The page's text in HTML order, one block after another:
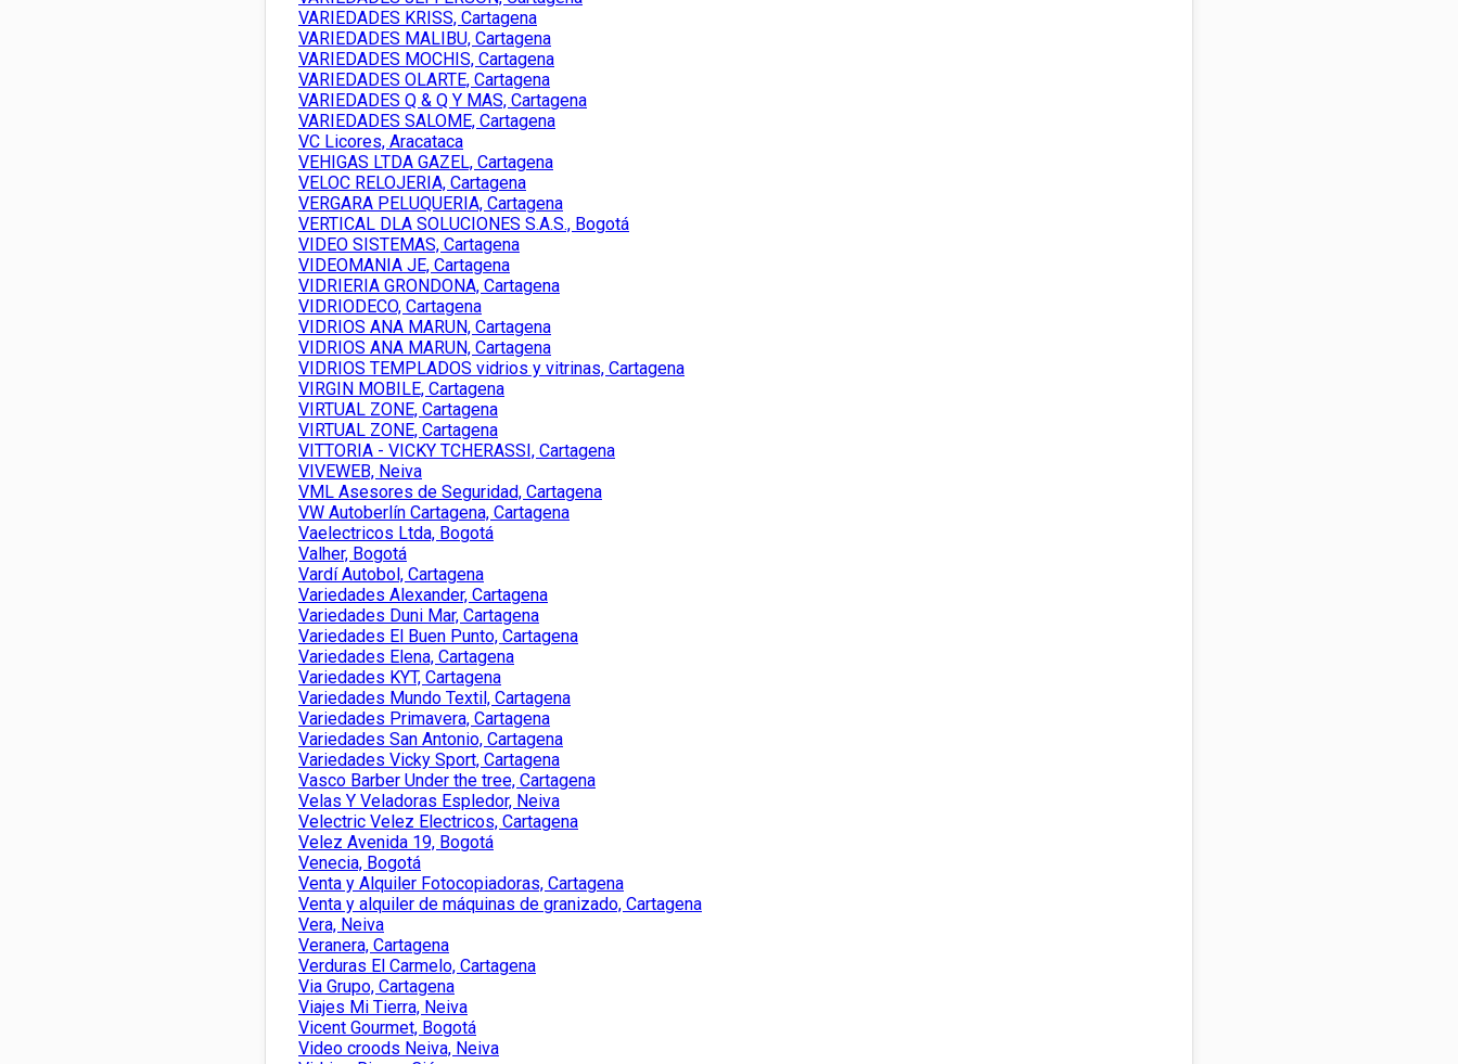
VARIEDADES KRISS, Cartagena
VARIEDADES MALIBU, Cartagena
VARIEDADES MOCHIS, Cartagena
VARIEDADES OLARTE, Cartagena
VARIEDADES Q & Q Y MAS, Cartagena
VARIEDADES SALOME, Cartagena
VC Licores, Aracataca
VEHIGAS LTDA GAZEL, Cartagena
VELOC RELOJERIA, Cartagena
VERGARA PELUQUERIA, Cartagena
VERTICAL DLA SOLUCIONES S.A.S., Bogotá
VIDEO SISTEMAS, Cartagena
VIDEOMANIA JE, Cartagena
VIDRIERIA GRONDONA, Cartagena
VIDRIODECO, Cartagena
VIDRIOS ANA MARUN, Cartagena
VIDRIOS ANA MARUN, Cartagena
VIDRIOS TEMPLADOS vidrios y vitrinas, Cartagena
VIRGIN MOBILE, Cartagena
VIRTUAL ZONE, Cartagena
VIRTUAL ZONE, Cartagena
VITTORIA - VICKY TCHERASSI, Cartagena
VIVEWEB, Neiva
VML Asesores de Seguridad, Cartagena
VW Autoberlín Cartagena, Cartagena
Vaelectricos Ltda, Bogotá
Valher, Bogotá
Vardí Autobol, Cartagena
Variedades Alexander, Cartagena
Variedades Duni Mar, Cartagena
Variedades El Buen Punto, Cartagena
Variedades Elena, Cartagena
Variedades KYT, Cartagena
Variedades Mundo Textil, Cartagena
Variedades Primavera, Cartagena
Variedades San Antonio, Cartagena
Variedades Vicky Sport, Cartagena
Vasco Barber Under the tree, Cartagena
Velas Y Veladoras Espledor, Neiva
Velectric Velez Electricos, Cartagena
Velez Avenida 19, Bogotá
Venecia, Bogotá
Venta y Alquiler Fotocopiadoras, Cartagena
Venta y alquiler de máquinas de granizado, Cartagena
Vera, Neiva
Veranera, Cartagena
Verduras El Carmelo, Cartagena
Via Grupo, Cartagena
Viajes Mi Tierra, Neiva
Vicent Gourmet, Bogotá
Video croods Neiva, Neiva